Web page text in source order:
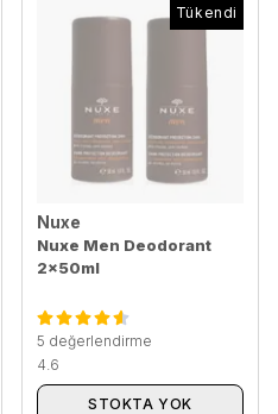
Tükendi
Nuxe
Nuxe Men Deodorant
2x50ml
5 değerlendirme
4.6
STOKTA YOK